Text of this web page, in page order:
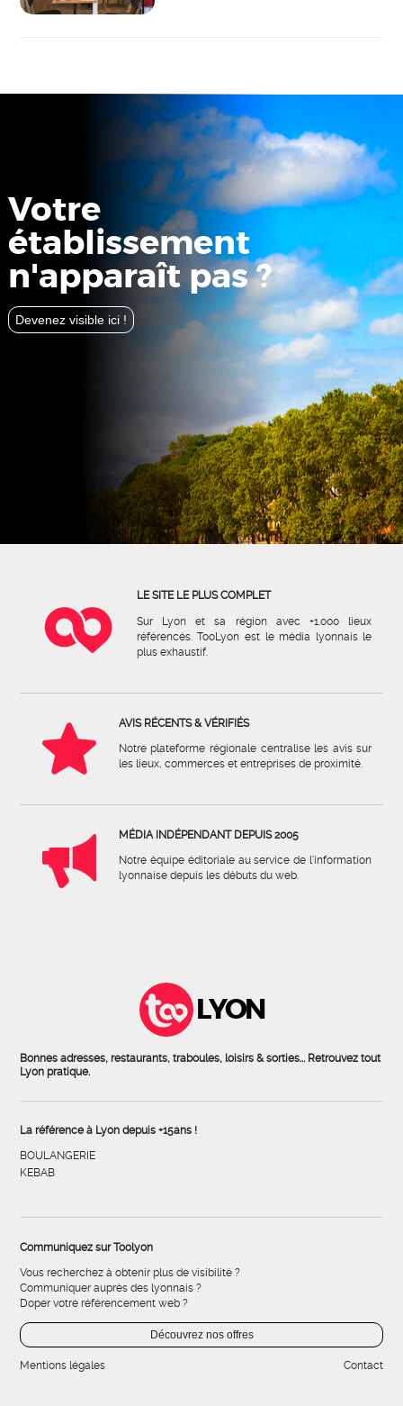
Votre
établissement
n'apparaît pas ?
Devenez visible ici !
LE SITE LE PLUS COMPLET
Sur Lyon et sa région avec +1.000 lieux
référencés. TooLyon est le média lyonnais le
plus exhaustif.
AVIS RÉCENTS & VÉRIFIÉS
Notre plateforme régionale centralise les avis sur
les lieux, commerces et entreprises de proximité.
MÉDIA INDÉPENDANT DEPUIS 2005
Notre équipe éditoriale au service de l'information
lyonnaise depuis les débuts du web.
LYON
Bonnes adresses, restaurants, traboules, loisirs & sorties... Retrouvez tout
Lyon pratique.
La référence à Lyon depuis +15ans !
BOULANGERIE
KEBAB
Communiquez sur Toolyon
Vous recherchez à obtenir plus de visibilité ?
Communiquer auprès des lyonnais ?
Doper votre référencement web ?
Découvrez nos offres
Mentions légales Contact